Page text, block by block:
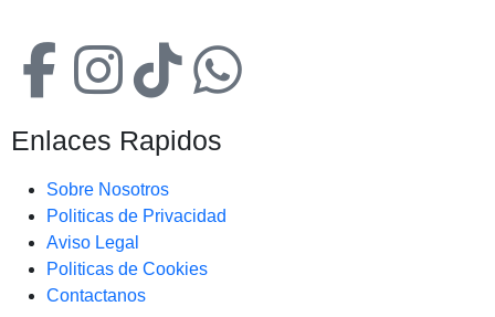
Enlaces Rapidos
Sobre Nosotros
Politicas de Privacidad
Aviso Legal
Politicas de Cookies
Contactanos